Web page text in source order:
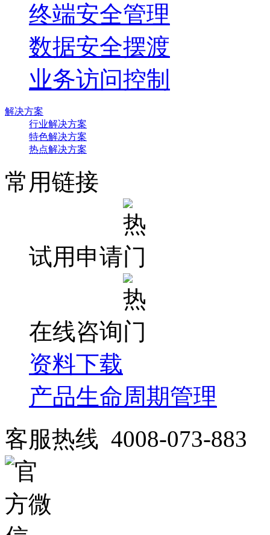
终端安全管理
数据安全摆渡
业务访问控制
解决方案
行业解决方案
特色解决方案
热点解决方案
常用链接
试用申请
在线咨询
资料下载
产品生命周期管理
客服热线 4008-073-883